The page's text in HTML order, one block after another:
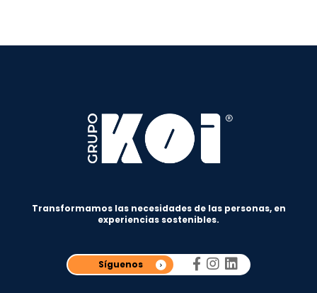
Transformamos las necesidades de las personas, en
experiencias sostenibles.
Síguenos